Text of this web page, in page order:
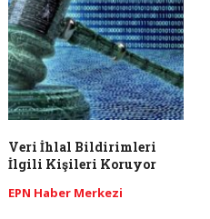
Veri İhlal Bildirimleri
İlgili Kişileri Koruyor
EPN Haber Merkezi